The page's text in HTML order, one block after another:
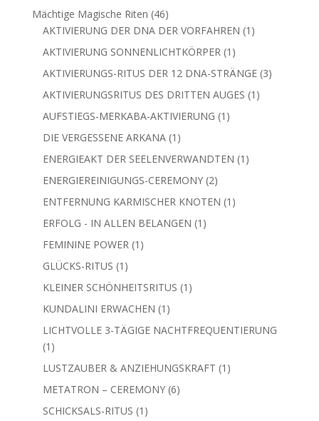
Produkt
Mächtige Magische Riten 4646
Produkte
AKTIVIERUNG DER DNA DER VORFAHREN 1 1
AKTIVIERUNG SONNENLICHTKÖRPER 1 1
Produkt
AKTIVIERUNGS-RITUS DER 12 DNA-STRÄNGE 33
AKTIVIERUNGSRITUS DES DRITTEN AUGES 1 1
AUFSTIEGS-MERKABA-AKTIVIERUNG 1 1
DIE VERGESSENE ARKANA 1 1
Produkt
ENERGIEAKT DER SEELENVERWANDTEN 1 1
ENERGIEREINIGUNGS-CEREMONY 22
Produkte
ENTFERNUNG KARMISCHER KNOTEN 1 1
ERFOLG - IN ALLEN BELANGEN 1 1
FEMININE POWER 1 1
GLÜCKS-RITUS 1 1
Produkt
KLEINER SCHÖNHEITSRITUS 1 1
KUNDALINI ERWACHEN 1 1
Produkt
LICHTVOLLE 3-TÄGIGE NACHTFREQUENTIERUNG
1 1
Produkt
LUSTZAUBER & ANZIEHUNGSKRAFT 1 1
METATRON – CEREMONY 66
SCHICKSALS-RITUS 1 1